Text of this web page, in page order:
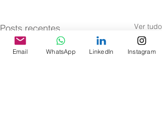
Posts recentes Ver tudo
Email WhatsApp LinkedIn Instagram